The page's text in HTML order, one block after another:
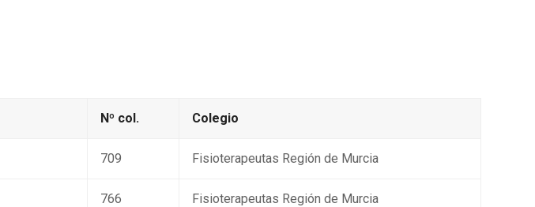
Nº col. Colegio
709 Fisioterapeutas Región de Murcia
766 Fisioterapeutas Región de Murcia